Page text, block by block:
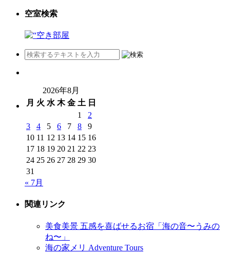
空室検索
2026年8月
月 火 水 木 金 土 日
1
2
3
4 5 6 7 8
9
10 11 12 13 14 15 16
17 18 19 20 21 22 23
24 25 26 27 28 29 30
31
« 7月
関連リンク
美食美景 五感を喜ばせるお宿「海の音〜うみの
ね〜」
海の家メリ Adventure Tours